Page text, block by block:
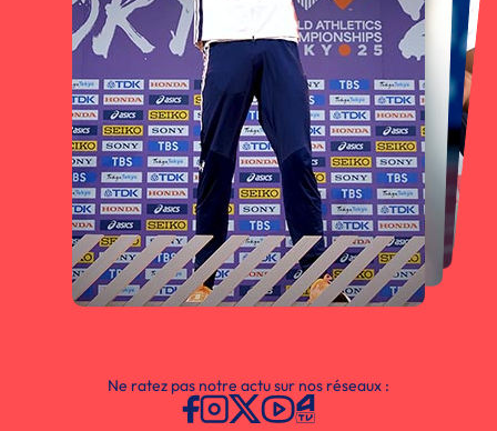
Ne ratez pas notre actu sur nos réseaux :